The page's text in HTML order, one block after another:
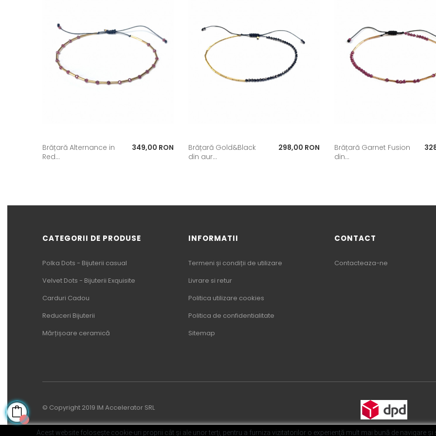
Brățară Alternance in
Red...
Pret
349,00 RON
Brățară Gold&Black
din aur...
Pret
298,00 RON
Brățară Garnet Fusion
din...
CATEGORII DE PRODUSE
Polka Dots - Bijuterii casual
Velvet Dots - Bijuterii Exquisite
Carduri Cadou
Reduceri Bijuterii
Mărțișoare ceramică
INFORMATII
Termeni și condiții de utilizare
Livrare si retur
Politica utilizare cookies
Politica de confidentialitate
Sitemap
CONTACT
Contacteaza-ne
Acest website foloseşte cookie-uri proprii cât şi ale unor terţi, pentru a furniza vizitatorilor o experienţă mult mai bună de navigare şi
© Copyright 2019 IM Accelerator SRL